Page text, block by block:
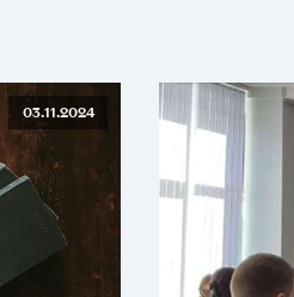
03.11.2024